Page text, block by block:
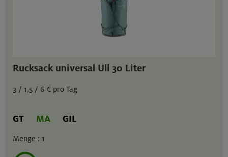
Rucksack universal Ull 30 Liter
3 / 1,5 / 6 € pro Tag
GT MA GIL
Menge : 1